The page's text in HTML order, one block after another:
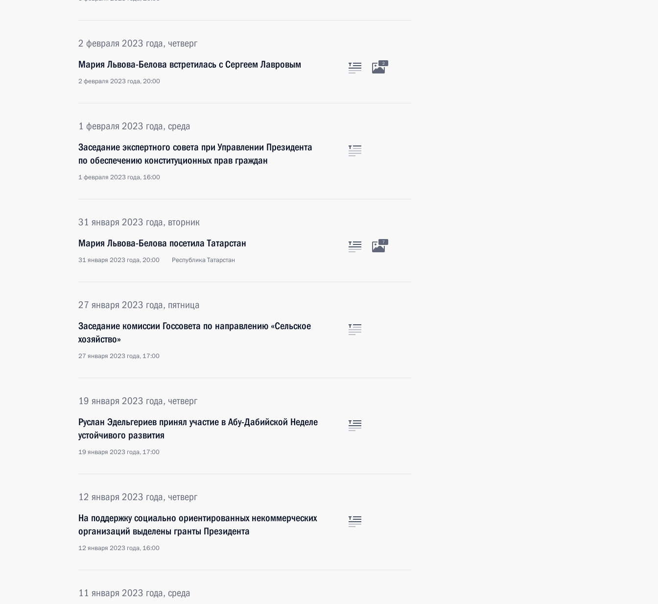
2 февраля 2023 года, четверг
Мария Львова-Белова встретилась с Сергеем Лавровым
2 февраля 2023 года, 20:00
2
1 февраля 2023 года, среда
Заседание экспертного совета при Управлении Президента
по обеспечению конституционных прав граждан
1 февраля 2023 года, 16:00
31 января 2023 года, вторник
Мария Львова-Белова посетила Татарстан
31 января 2023 года, 20:00 Республика Татарстан
7
27 января 2023 года, пятница
Заседание комиссии Госсовета по направлению «Сельское
хозяйство»
27 января 2023 года, 17:00
19 января 2023 года, четверг
Руслан Эдельгериев принял участие в Абу-Дабийской Неделе
устойчивого развития
19 января 2023 года, 17:00
12 января 2023 года, четверг
На поддержку социально ориентированных некоммерческих
организаций выделены гранты Президента
12 января 2023 года, 16:00
11 января 2023 года, среда